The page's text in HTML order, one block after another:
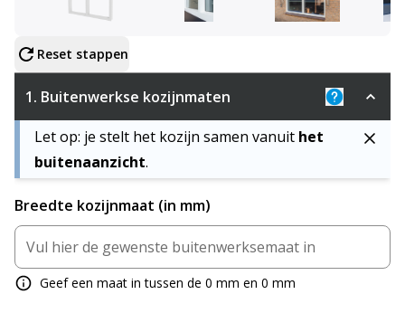
Configureer product
Reset stappen
1. Buitenwerkse kozijnmaten
Uitleg: De
Let op: je stelt het kozijn samen vanuit het
buitenaanzicht.
Breedte kozijnmaat (in mm)
Geef een maat in tussen de 0 mm en 0 mm